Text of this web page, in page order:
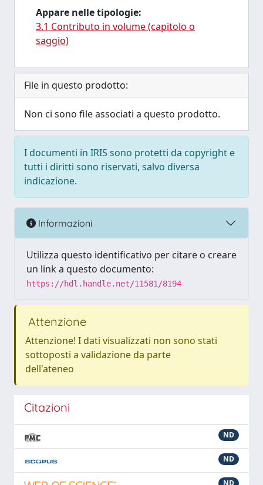
Appare nelle tipologie:
3.1 Contributo in volume (capitolo o
saggio)
File in questo prodotto:
Non ci sono file associati a questo prodotto.
I documenti in IRIS sono protetti da copyright e
tutti i diritti sono riservati, salvo diversa
indicazione.
Informazioni
Utilizza questo identificativo per citare o creare
un link a questo documento:
https://hdl.handle.net/11581/8194
Attenzione
Attenzione! I dati visualizzati non sono stati
sottoposti a validazione da parte
dell'ateneo
Citazioni
ND
ND